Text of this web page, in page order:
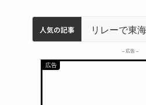
人気の記事
中学校の陶壁モニュメント 地元建設会社がボランティアで清掃 伊賀
名張市立病院のDMAT、熊本地震の被災地へ 能登以来3回目の派遣
【インターハイ⑨】ソフトテニス ミス減らし上位狙う 近大高専
– 広告 –